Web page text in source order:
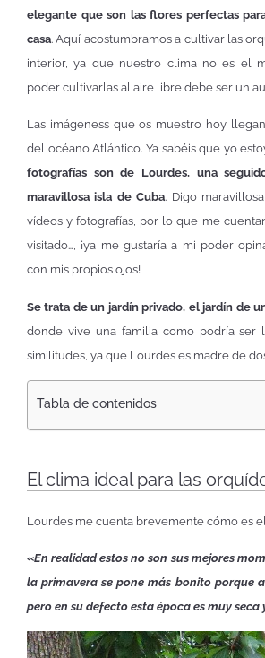
elegante que son las flores perfectas
casa. Aquí acostumbramos a cultivar las
interior, ya que nuestro clima no es el
poder cultivarlas al aire libre debe ser un
Las imágeness que os muestro hoy
del océano Atlántico. Ya sabéis que yo
fotografías son de Lourdes, una
maravillosa isla de Cuba. Digo
vídeos y fotografías, por lo que me
visitado…, ¡ya me gustaría a mi poder
con mis propios ojos!
Se trata de un jardín privado, el jardín de
donde vive una familia como podría ser
similitudes, ya que Lourdes es madre de
Tabla de contenidos
El clima ideal para las
Lourdes me cuenta brevemente cómo es
«En realidad estos no son sus mejores
la primavera se pone más bonito porque
pero en su defecto esta época es muy seca